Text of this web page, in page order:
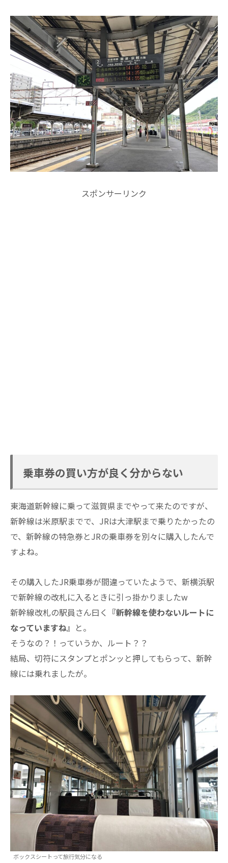
スポンサーリンク
乗車券の買い方が良く分からない
東海道新幹線に乗って滋賀県までやって来たのですが、
新幹線は米原駅までで、JRは大津駅まで乗りたかったの
で、新幹線の特急券とJRの乗車券を別々に購入したんで
すよね。
その購入したJR乗車券が間違っていたようで、新横浜駅
で新幹線の改札に入るときに引っ掛かりましたw
新幹線改札の駅員さん曰く 『新幹線を使わないルートに
なっていますね』 と。
そうなの？！っていうか、ルート？？
結局、切符にスタンプとポンッと押してもらって、新幹
線には乗れましたが。
ボックスシートって旅行気分になる